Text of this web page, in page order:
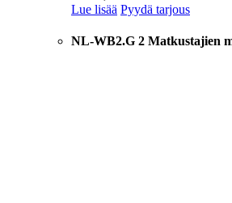
Lue lisää Pyydä tarjous
NL-WB2.G 2 Matkustajien